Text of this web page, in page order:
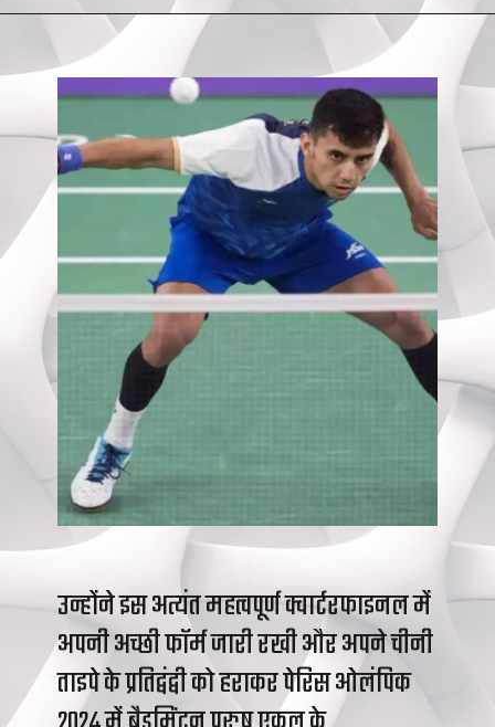
उन्होंने इस अत्यंत महत्वपूर्ण क्वार्टरफाइनल में
अपनी अच्छी फॉर्म जारी रखी और अपने चीनी
ताइपे के प्रतिद्वंद्वी को हराकर पेरिस ओलंपिक